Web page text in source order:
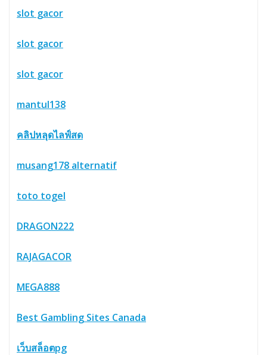
slot gacor
slot gacor
slot gacor
mantul138
คลิปหลุดไลฟ์สด
musang178 alternatif
toto togel
DRAGON222
RAJAGACOR
MEGA888
Best Gambling Sites Canada
เว็บสล็อตpg